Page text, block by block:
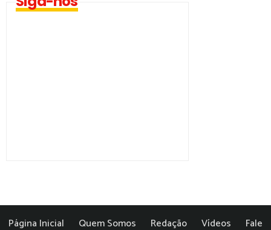
Página Inicial Quem Somos Redação Vídeos
Fale